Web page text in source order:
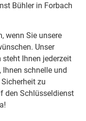
Bühler in Forbach
wenn Sie unsere
Unser
Ihnen jederzeit
schnelle und
zu
den Schlüsseldienst